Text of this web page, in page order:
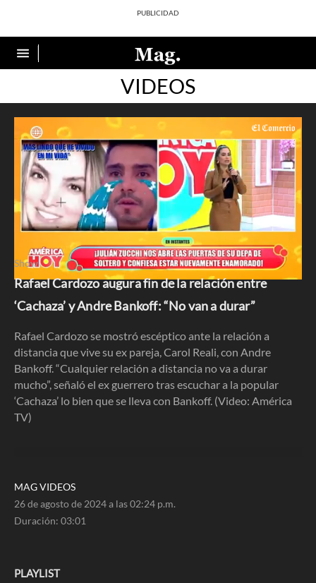
VIDEOS
0
of
1
second
Show
Rafael Cardozo augura fin de la relación entre
‘Cachaza’ y Andre Bankoff: “No van a durar”
Rafael Cardozo se mostró escéptico ante la relación a
distancia que vive su ex pareja, Carol Reali, con Andre
Bankoff. “Cualquier relación a distancia no va a durar
mucho”, señaló el ex guerrero tras escuchar a la popular
‘Cachaza’ lo bien que se lleva con Bankoff. (Video: América
TV)
MAG VIDEOS
26 de agosto de 2024 a las 02:24 p.m.
Duración: 03:01
PLAYLIST